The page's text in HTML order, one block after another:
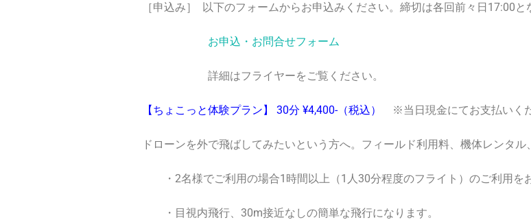
［申込み］ 以下のフォームからお申込みください。締切は各回前々日17:00と
お申込・お問合せフォーム
詳細はフライヤーをご覧ください。
【ちょこっと体験プラン】 30分 ¥4,400-（税込） ※当日現金にてお支払いく
ドローンを外で飛ばしてみたいという方へ。フィールド利用料、機体レンタ
・2名様でご利用の場合1時間以上（1人30分程度のフライト）のご利用をお
・目視内飛行、30m接近なしの簡単な飛行になります。